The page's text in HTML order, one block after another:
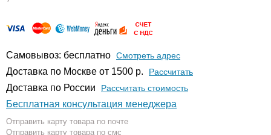
Самовывоз: бесплатно Смотреть адрес
Доставка по Москве от 1500 р. Расcчитать
Доставка по России Рассчитать стоимость
Бесплатная консультация менеджера
Отправить карту товара по почте
Отправить карту товара по смс